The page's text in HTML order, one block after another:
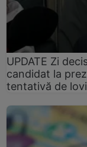
UPDATE Zi
candidat la
tentativă de